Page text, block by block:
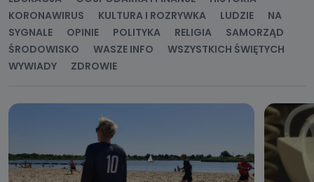
KORONAWIRUS
KULTURA I ROZRYWKA LUDZIE
NA
SYGNALE
OPINIE POLITYKA RELIGIA
SAMORZĄD
ŚRODOWISKO
WASZE INFO
WSZYSTKICH ŚWIĘTYCH
WYWIADY
ZDROWIE